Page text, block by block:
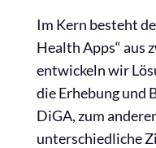
Im Kern besteht
Health Apps“ aus
entwickeln wir
die Erhebung und
DiGA, zum
unterschiedliche